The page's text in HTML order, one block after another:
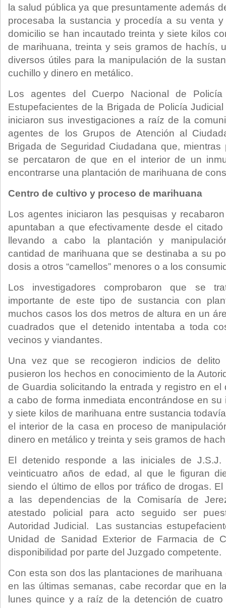
la salud pública ya que presuntamente además
procesaba la sustancia y procedía a su venta
domicilio se han incautado treinta y siete kilos
de marihuana, treinta y seis gramos de hachís,
diversos útiles para la manipulación de la
cuchillo y dinero en metálico.
Los agentes del Cuerpo Nacional de
Estupefacientes de la Brigada de Policía
iniciaron sus investigaciones a raíz de la
agentes de los Grupos de Atención al
Brigada de Seguridad Ciudadana que, mientras
se percataron de que en el interior de un
encontrarse una plantación de marihuana de
Centro de cultivo y proceso de marihuana
Los agentes iniciaron las pesquisas y
apuntaban a que efectivamente desde el
llevando a cabo la plantación y
cantidad de marihuana que se destinaba a su
dosis a otros “camellos” menores o a los
Los investigadores comprobaron que se
importante de este tipo de sustancia con
muchos casos los dos metros de altura en un
cuadrados que el detenido intentaba a toda
vecinos y viandantes.
Una vez que se recogieron indicios de delito
pusieron los hechos en conocimiento de la
de Guardia solicitando la entrada y registro en el
a cabo de forma inmediata encontrándose en su
y siete kilos de marihuana entre sustancia
el interior de la casa en proceso de
dinero en metálico y treinta y seis gramos de
El detenido responde a las iniciales de
veinticuatro años de edad, al que le figuran
siendo el último de ellos por tráfico de drogas.
a las dependencias de la Comisaría de
atestado policial para acto seguido ser
Autoridad Judicial. Las sustancias
Unidad de Sanidad Exterior de Farmacia de
disponibilidad por parte del Juzgado competente.
Con esta son dos las plantaciones de
en las últimas semanas, cabe recordar que en
lunes quince y a raíz de la detención de